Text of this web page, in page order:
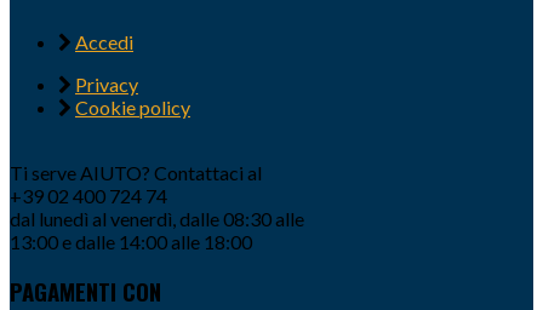
Accedi
Privacy
Cookie policy
Ti serve AIUTO? Contattaci al
+39 02 400 724 74
dal lunedì al venerdì, dalle 08:30 alle
13:00 e dalle 14:00 alle 18:00
PAGAMENTI CON